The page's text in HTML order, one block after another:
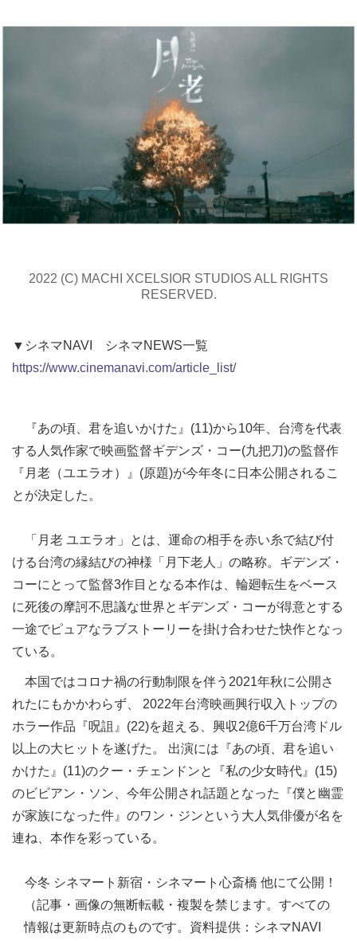
2022 (C) MACHI XCELSIOR STUDIOS ALL RIGHTS
RESERVED.
▼シネマNAVI シネマNEWS一覧
https://www.cinemanavi.com/article_list/
『あの頃、君を追いかけた』(11)から10年、台湾を代表
する人気作家で映画監督ギデンズ・コー(九把刀)の監督作
『月老（ユエラオ）』(原題)が今年冬に日本公開されるこ
とが決定した。
「月老 ユエラオ」とは、運命の相手を赤い糸で結び付
ける台湾の縁結びの神様「月下老人」の略称。ギデンズ・
コーにとって監督3作目となる本作は、輪廻転生をベース
に死後の摩訶不思議な世界とギデンズ・コーが得意とする
一途でピュアなラブストーリーを掛け合わせた快作となっ
ている。
本国ではコロナ禍の行動制限を伴う2021年秋に公開さ
れたにもかかわらず、 2022年台湾映画興行収入トップの
ホラー作品『呪詛』(22)を超える、興収2億6千万台湾ドル
以上の大ヒットを遂げた。 出演には『あの頃、君を追い
かけた』(11)のクー・チェンドンと『私の少女時代』(15)
のビビアン・ソン、今年公開され話題となった『僕と幽霊
が家族になった件』のワン・ジンという大人気俳優が名を
連ね、本作を彩っている。
今冬 シネマート新宿・シネマート心斎橋 他にて公開！
（記事・画像の無断転載・複製を禁じます。すべての
情報は更新時点のものです。資料提供：シネマNAVI